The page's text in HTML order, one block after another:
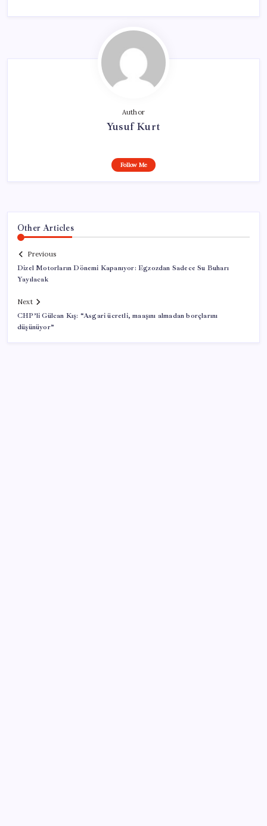
Author
Yusuf Kurt
Follow Me
Other Articles
Previous
Dizel Motorların Dönemi Kapanıyor: Egzozdan Sadece Su Buharı
Yayılacak
Next
CHP’li Gülcan Kış: “Asgari ücretli, maaşını almadan borçlarını
düşünüyor”